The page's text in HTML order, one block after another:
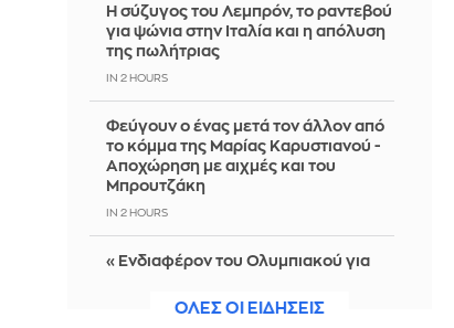
Η σύζυγος του Λεμπρόν, το ραντεβού
για ψώνια στην Ιταλία και η απόλυση
της πωλήτριας
IN 2 HOURS
Φεύγουν ο ένας μετά τον άλλον από
το κόμμα της Μαρίας Καρυστιανού -
Αποχώρηση με αιχμές και του
Μπρουτζάκη
IN 2 HOURS
«Ενδιαφέρον του Ολυμπιακού για
Τζος Ντόιγκ»ΟΛΕΣ ΟΙ ΕΙΔΗΣΕΙΣ